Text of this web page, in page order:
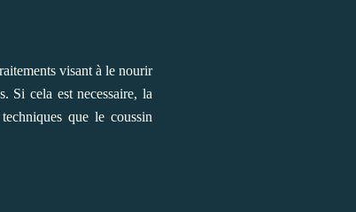
visant à le nourir
Si cela est necessaire, la
que le coussin